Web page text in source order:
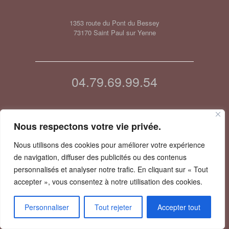
Nous respectons votre vie privée.
Nous utilisons des cookies pour améliorer votre expérience
de navigation, diffuser des publicités ou des contenus
personnalisés et analyser notre trafic. En cliquant sur « Tout
accepter », vous consentez à notre utilisation des cookies.
Personnaliser Tout rejeter Accepter tout
1353 route du Pont du Bessey
73170 Saint Paul sur Yenne
04.79.69.99.54
Mentions légales
ASiteOriginTheme